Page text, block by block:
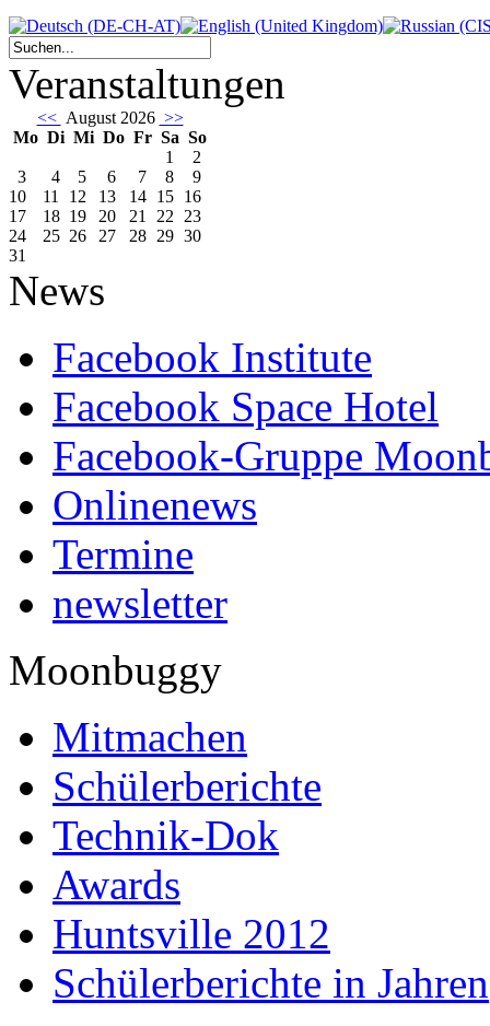
Veranstaltungen
<< August 2026 >>
Mo Di Mi Do Fr Sa So
1
2
3
4 5 6 7 8
9
10
11 12 13 14 15 16
17
18 19 20 21 22 23
24
25 26 27 28 29 30
31
News
Facebook Institute
Facebook Space Hotel
Facebook-Gruppe
Onlinenews
Termine
newsletter
Moonbuggy
Mitmachen
Schülerberichte
Technik-Dok
Awards
Huntsville 2012
Schülerberichte in Jahren